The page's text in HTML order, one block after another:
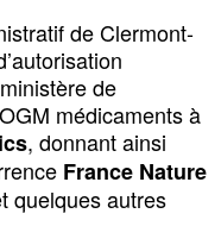
de Clermont-
de
médicaments à
, donnant ainsi
France Nature
quelques autres